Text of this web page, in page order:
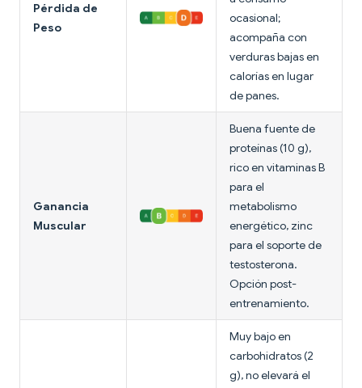
Pérdida de
Peso
ocasional;
acompaña con
verduras bajas en
calorías en lugar
de panes.
Ganancia
Muscular
Buena fuente de
proteínas (10 g),
rico en vitaminas B
para el
metabolismo
energético, zinc
para el soporte de
testosterona.
Opción post-
entrenamiento.
Muy bajo en
carbohidratos (2
g), no elevará el